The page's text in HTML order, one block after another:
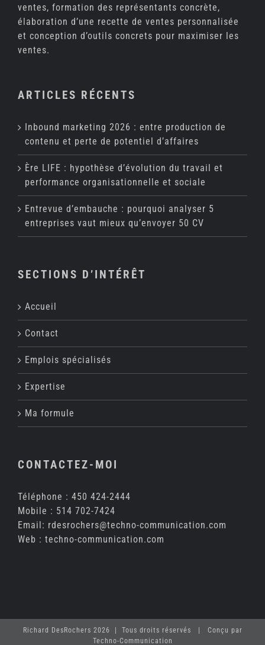
ventes, formation des représentants concrète,
élaboration d’une recette de ventes personnalisée
et conception d’outils concrets pour maximiser les
ventes.
ARTICLES RÉCENTS
Inbound marketing 2026 : entre production de
contenu et perte de potentiel d’affaires
Ère LIFE : hypothèse d’évolution du travail et
performance organisationnelle et sociale
Entrevue d’embauche : pourquoi analyser 5
entreprises vaut mieux qu’envoyer 50 CV
SECTIONS D’INTÉRÊT
Accueil
Contact
Emplois spécialisés
Expertise
Ma formule
CONTACTEZ-MOI
Téléphone : 450 424-2444
Mobile : 514 702-7424
Email: rdesrochers@techno-communication.com
Web : techno-communication.com
Richard DesRochers 2026 | Tous droits réservés | Conçu par
Techno-Communication